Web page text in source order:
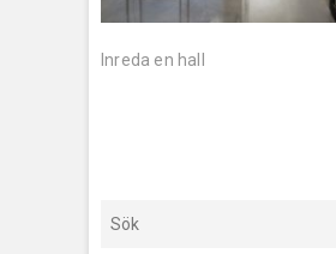
Inläggsnavigering
Inreda en hall